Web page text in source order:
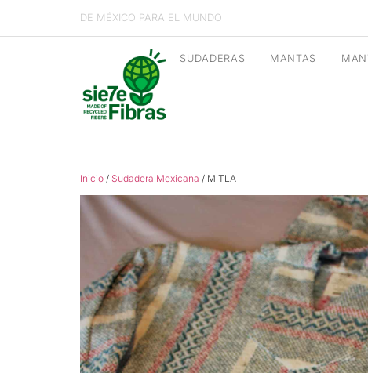
DE MÉXICO PARA EL MUNDO
SUDADERAS MANTAS
Inicio / Sudadera Mexicana / MITLA